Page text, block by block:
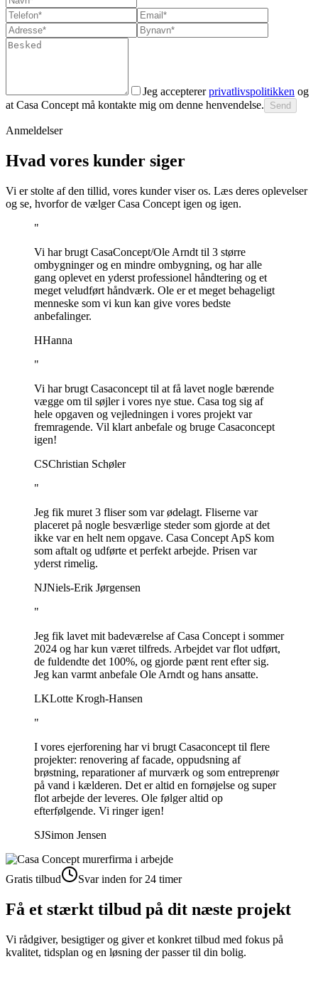
Jeg accepterer privatlivspolitikken og
at Casa Concept må kontakte mig om denne henvendelse.
Send
Anmeldelser
Hvad vores kunder siger
Vi er stolte af den tillid, vores kunder viser os. Læs deres oplevelser
og se, hvorfor de vælger Casa Concept igen og igen.
"
Vi har brugt CasaConcept/Ole Arndt til 3 større
ombygninger og en mindre ombygning, og har alle
gang oplevet en yderst professionel håndtering og et
meget veludført håndværk. Ole er et meget behageligt
menneske som vi kun kan give vores bedste
anbefalinger.
HHanna
"
Vi har brugt Casaconcept til at få lavet nogle bærende
vægge om til søjler i vores nye stue. Casa tog sig af
hele opgaven og vejledningen i vores projekt var
fremragende. Vil klart anbefale og bruge Casaconcept
igen!
CSChristian Schøler
"
Jeg fik muret 3 fliser som var ødelagt. Fliserne var
placeret på nogle besværlige steder som gjorde at det
ikke var en helt nem opgave. Casa Concept ApS kom
som aftalt og udførte et perfekt arbejde. Prisen var
yderst rimelig.
NJNiels-Erik Jørgensen
"
Jeg fik lavet mit badeværelse af Casa Concept i sommer
2024 og har kun været tilfreds. Arbejdet var flot udført,
de fuldendte det 100%, og gjorde pænt rent efter sig.
Jeg kan varmt anbefale Ole Arndt og hans ansatte.
LKLotte Krogh-Hansen
"
I vores ejerforening har vi brugt Casaconcept til flere
projekter: renovering af facade, oppudsning af
brøstning, reparationer af murværk og som entreprenør
på vand i kælderen. Det er altid en fornøjelse og super
flot arbejde der leveres. Ole følger altid op
efterfølgende. Vi ringer igen!
SJSimon Jensen
Gratis tilbud Svar inden for 24 timer
Få et stærkt tilbud på dit næste projekt
Vi rådgiver, besigtiger og giver et konkret tilbud med fokus på
kvalitet, tidsplan og en løsning der passer til din bolig.